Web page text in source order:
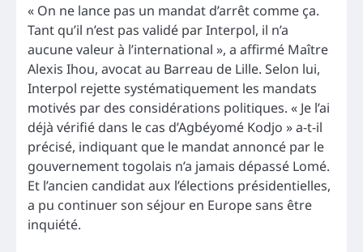
« On ne lance pas un mandat d’arrêt comme ça.
Tant qu’il n’est pas validé par Interpol, il n’a
aucune valeur à l’international », a affirmé Maître
Alexis Ihou, avocat au Barreau de Lille. Selon lui,
Interpol rejette systématiquement les mandats
motivés par des considérations politiques. « Je l’ai
déjà vérifié dans le cas d’Agbéyomé Kodjo » a-t-il
précisé, indiquant que le mandat annoncé par le
gouvernement togolais n’a jamais dépassé Lomé.
Et l’ancien candidat aux l’élections présidentielles,
a pu continuer son séjour en Europe sans être
inquiété.